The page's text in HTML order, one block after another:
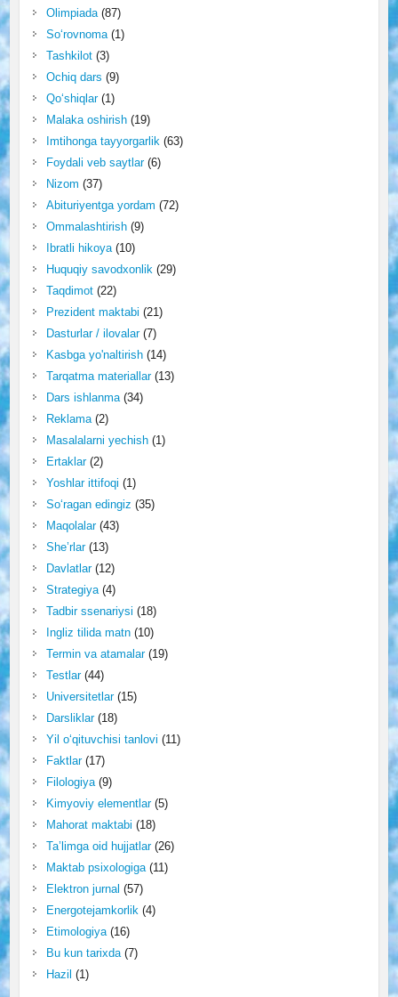
Olimpiada(87)
So‘rovnoma(1)
Tashkilot(3)
Ochiq dars (9)
Qo‘shiqlar(1)
Malaka oshirish(19)
Imtihonga tayyorgarlik(63)
Foydali veb saytlar(6)
Nizom (37)
Abituriyentga yordam (72)
Ommalashtirish(9)
Ibratli hikoya(10)
Huquqiy savodxonlik(29)
Taqdimot(22)
Prezident maktabi (21)
Dasturlar / ilovalar(7)
Kasbga yo'naltirish(14)
Tarqatma materiallar(13)
Dars ishlanma(34)
Reklama(2)
Masalalarni yechish(1)
Ertaklar(2)
Yoshlar ittifoqi (1)
So‘ragan edingiz (35)
Maqolalar(43)
She’rlar(13)
Davlatlar(12)
Strategiya(4)
Tadbir ssenariysi (18)
Ingliz tilida matn(10)
Termin va atamalar(19)
Testlar(44)
Universitetlar(15)
Darsliklar(18)
Yil o‘qituvchisi tanlovi (11)
Faktlar(17)
Filologiya(9)
Kimyoviy elementlar(5)
Mahorat maktabi (18)
Ta’limga oid hujjatlar(26)
Maktab psixologiga(11)
Elektron jurnal (57)
Energotejamkorlik(4)
Etimologiya(16)
Bu kun tarixda(7)
Hazil (1)